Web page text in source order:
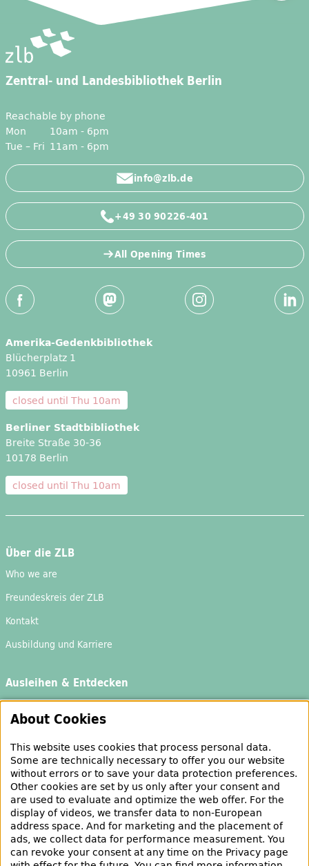
Zentral- und Landesbibliothek Berlin
Reachable by phone
Mon
10am - 6pm
Tue – Fri 11am - 6pm
info@zlb.de
+49 30 90226-401
All Opening Times
Social Media
Amerika-Gedenkbibliothek
Blücherplatz 1
10961 Berlin
closed until Thu 10am
Berliner Stadtbibliothek
Breite Straße 30-36
10178 Berlin
closed until Thu 10am
Über die ZLB
Who we are
Freundeskreis der ZLB
Kontakt
Ausbildung und Karriere
Ausleihen & Entdecken
Schaufenster
Empfehlungen
Bibliotheksausweis
Highlights
Veranstaltungen & Lernangebote
Veranstaltungsübersicht
Learning and advice offers
About Cookies
This website uses cookies that process personal data.
Some are technically necessary to offer you our website
without errors or to save your data protection preferences.
Other cookies are set by us only after your consent and
are used to evaluate and optimize the web offer. For the
display of videos, we transfer data to non-European
address space. And for marketing and the placement of
ads, we collect data for performance measurement. You
can revoke your consent at any time on the Privacy page